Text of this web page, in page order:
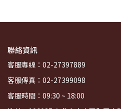
聯絡資訊
客服專線：02-27397889
客服傳真：02-27399098
客服時間：09:30 ~ 18:00